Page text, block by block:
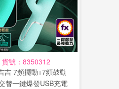
貨號：8350312
吉 7頻擺動+7頻鼓動
替一鍵爆發USB充電